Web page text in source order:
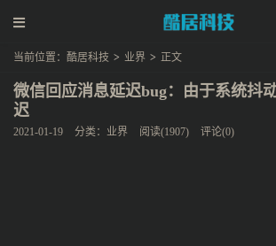
当前位置： 酷居科技 > 业界 > 正文
微信回应消息延迟bug：由于系统抖
迟
2021-01-19 分类： 业界 阅读(1907) 评论(0)